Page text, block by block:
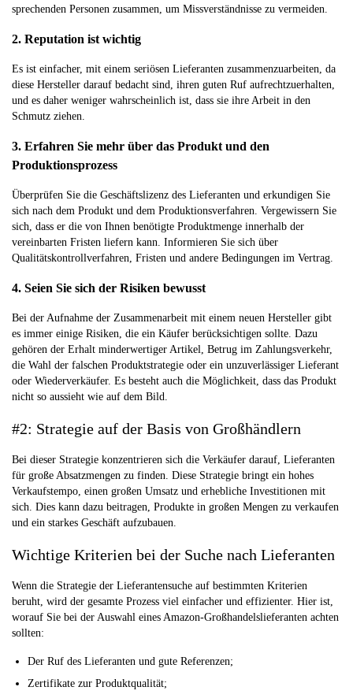
sprechenden Personen zusammen, um Missverständnisse zu vermeiden.
2. Reputation ist wichtig
Es ist einfacher, mit einem seriösen Lieferanten zusammenzuarbeiten, da
diese Hersteller darauf bedacht sind, ihren guten Ruf aufrechtzuerhalten,
und es daher weniger wahrscheinlich ist, dass sie ihre Arbeit in den
Schmutz ziehen.
3. Erfahren Sie mehr über das Produkt und den
Produktionsprozess
Überprüfen Sie die Geschäftslizenz des Lieferanten und erkundigen Sie
sich nach dem Produkt und dem Produktionsverfahren. Vergewissern Sie
sich, dass er die von Ihnen benötigte Produktmenge innerhalb der
vereinbarten Fristen liefern kann. Informieren Sie sich über
Qualitätskontrollverfahren, Fristen und andere Bedingungen im Vertrag.
4. Seien Sie sich der Risiken bewusst
Bei der Aufnahme der Zusammenarbeit mit einem neuen Hersteller gibt
es immer einige Risiken, die ein Käufer berücksichtigen sollte. Dazu
gehören der Erhalt minderwertiger Artikel, Betrug im Zahlungsverkehr,
die Wahl der falschen Produktstrategie oder ein unzuverlässiger Lieferant
oder Wiederverkäufer. Es besteht auch die Möglichkeit, dass das Produkt
nicht so aussieht wie auf dem Bild.
#2: Strategie auf der Basis von Großhändlern
Bei dieser Strategie konzentrieren sich die Verkäufer darauf, Lieferanten
für große Absatzmengen zu finden. Diese Strategie bringt ein hohes
Verkaufstempo, einen großen Umsatz und erhebliche Investitionen mit
sich. Dies kann dazu beitragen, Produkte in großen Mengen zu verkaufen
und ein starkes Geschäft aufzubauen.
Wichtige Kriterien bei der Suche nach Lieferanten
Wenn die Strategie der Lieferantensuche auf bestimmten Kriterien
beruht, wird der gesamte Prozess viel einfacher und effizienter. Hier ist,
worauf Sie bei der Auswahl eines Amazon-Großhandelslieferanten achten
sollten:
Der Ruf des Lieferanten und gute Referenzen;
Zertifikate zur Produktqualität;